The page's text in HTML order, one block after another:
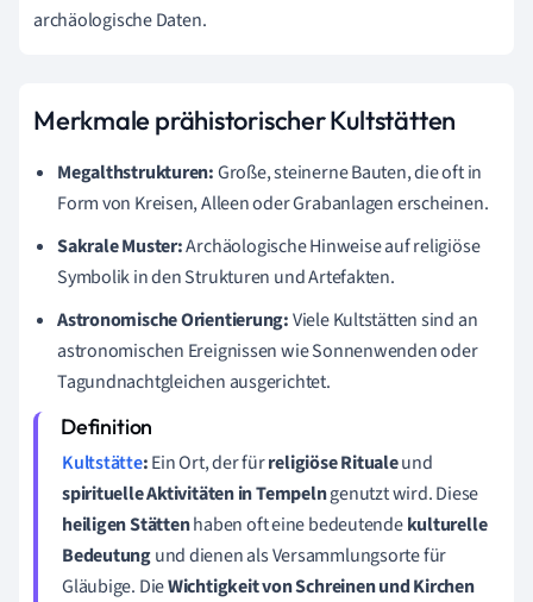
archäologische Daten.
Merkmale prähistorischer Kultstätten
Megalthstrukturen:Große, steinerne Bauten, die oft in
Form von Kreisen, Alleen oder Grabanlagen erscheinen.
Sakrale Muster:Archäologische Hinweise auf religiöse
Symbolik in den Strukturen und Artefakten.
Astronomische Orientierung:Viele Kultstätten sind an
astronomischen Ereignissen wie Sonnenwenden oder
Tagundnachtgleichen ausgerichtet.
Kultstätte:Ein Ort, der fürreligiöse Ritualeund
spirituelle Aktivitäten in Tempelngenutzt wird. Diese
heiligen Stättenhaben oft eine bedeutendekulturelle
Bedeutungund dienen als Versammlungsorte für
Gläubige. DieWichtigkeit von Schreinen und Kirchen